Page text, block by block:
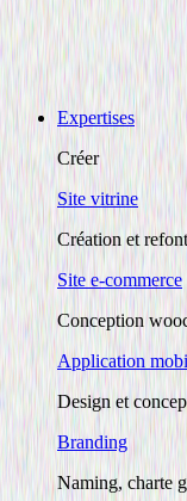
Expertises
Créer
Site vitrine
Création et
Site e-commerce
Conception
Application
Design et
Branding
Naming, charte